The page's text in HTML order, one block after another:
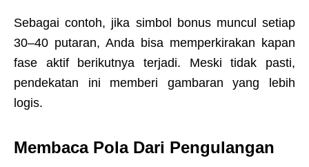
Sebagai contoh, jika simbol bonus muncul setiap
30–40 putaran, Anda bisa memperkirakan kapan
fase aktif berikutnya terjadi. Meski tidak pasti,
pendekatan ini memberi gambaran yang lebih
logis.
Membaca Pola Dari Pengulangan